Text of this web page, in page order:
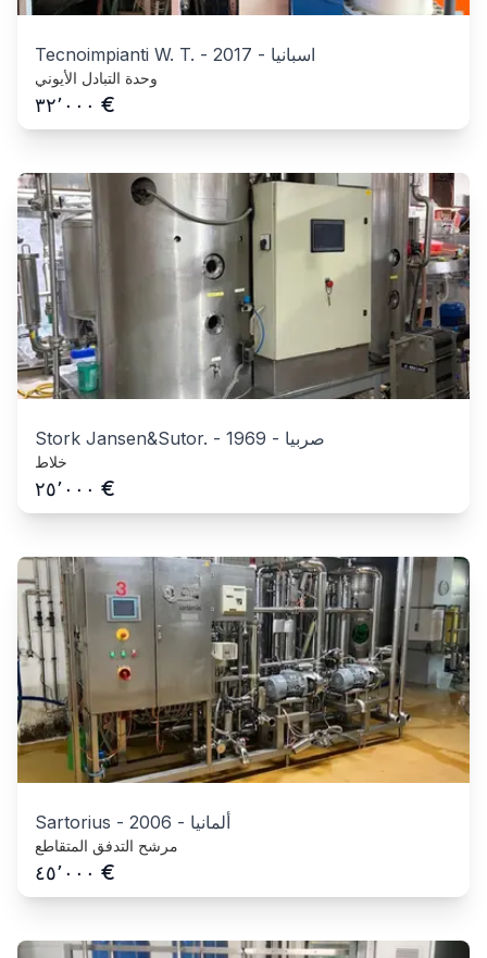
Tecnoimpianti W. T. - 2017 - اسبانيا
وحدة التبادل الأيوني
٣٢٬٠٠٠ €
Stork Jansen&Sutor. - 1969 - صربيا
خلاط
٢٥٬٠٠٠ €
Sartorius - 2006 - ألمانيا
مرشح التدفق المتقاطع
٤٥٬٠٠٠ €